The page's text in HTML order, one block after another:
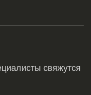
свяжутся